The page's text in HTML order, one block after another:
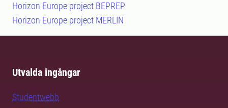
Horizon Europe project BEPREP
Horizon Europe project MERLIN
Utvalda ingångar
Studentwebb